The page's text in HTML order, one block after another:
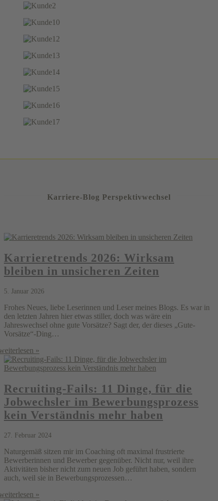
Karriere-Blog Perspektivwechsel
Karrieretrends 2026: Wirksam
bleiben in unsicheren Zeiten
5. Januar 2026
Frohes Neues, liebe Leserinnen und Leser meines Blogs. Es war in
den letzten Jahren hier etwas stiller, doch was wäre ein
Jahreswechsel ohne gute Vorsätze? Sagt der, der dieses „Gute-
Vorsätze“-Ding…
»
Recruiting-Fails: 11 Dinge, für die
Jobwechsler im Bewerbungsprozess
kein Verständnis mehr haben
27. Februar 2024
Naturgemäß sitzen mir im Coaching oft maximal frustrierte
Bewerberinnen und Bewerber gegenüber. Nicht nur, weil ihre
Aktivitäten bisher nicht zum neuen Job geführt haben, sondern
auch, weil sie in Bewerbungsprozessen…
»